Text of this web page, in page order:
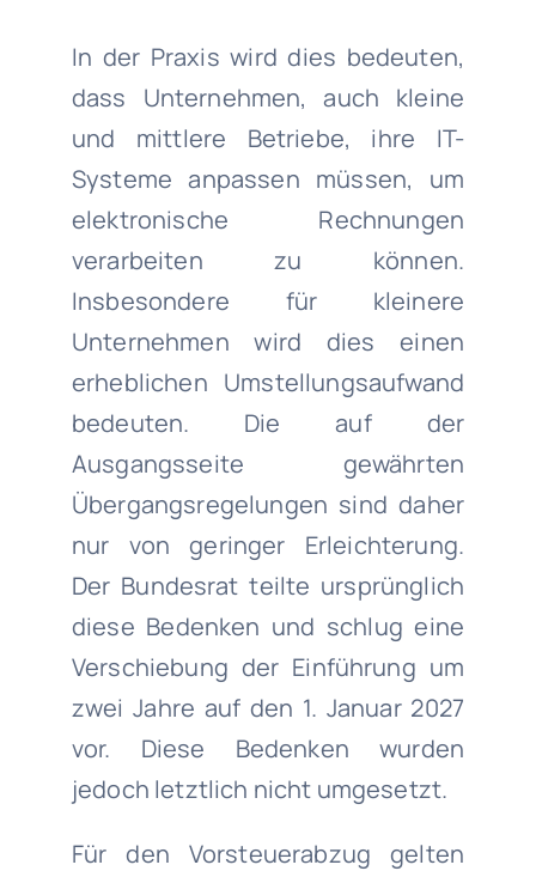
In der Praxis wird dies bedeuten,
dass Unternehmen, auch kleine
und mittlere Betriebe, ihre IT-
Systeme anpassen müssen, um
elektronische Rechnungen
verarbeiten zu können.
Insbesondere für kleinere
Unternehmen wird dies einen
erheblichen Umstellungsaufwand
bedeuten. Die auf der
Ausgangsseite gewährten
Übergangsregelungen sind daher
nur von geringer Erleichterung.
Der Bundesrat teilte ursprünglich
diese Bedenken und schlug eine
Verschiebung der Einführung um
zwei Jahre auf den 1. Januar 2027
vor. Diese Bedenken wurden
jedoch letztlich nicht umgesetzt.
Für den Vorsteuerabzug gelten